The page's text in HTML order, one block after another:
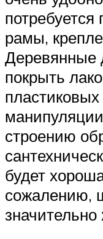
потребуется
рамы,
Деревянные
покрыть
строению
будет
сожалению,
значительно